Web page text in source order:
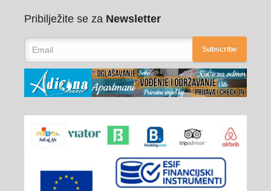
Pribilježite se za Newsletter
Subscribe